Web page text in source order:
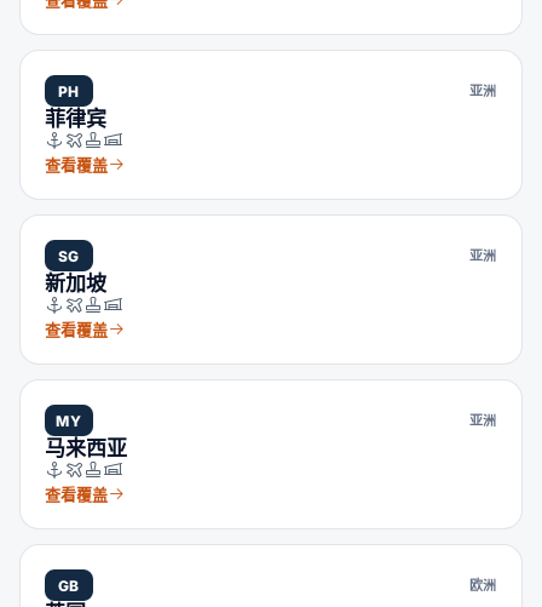
PH 亚洲
菲律宾
查看覆盖
SG 亚洲
新加坡
查看覆盖
MY 亚洲
马来西亚
查看覆盖
GB 欧洲